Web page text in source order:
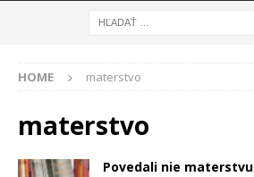
HOME materstvo
materstvo
Povedali nie materstvu